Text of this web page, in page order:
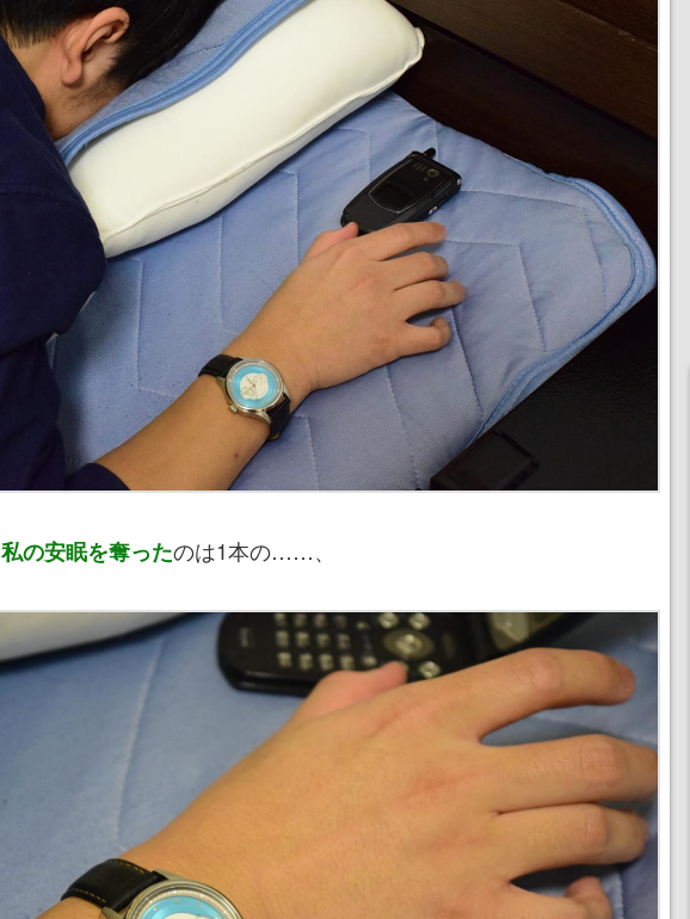
私の安眠を奪ったのは1本の……、